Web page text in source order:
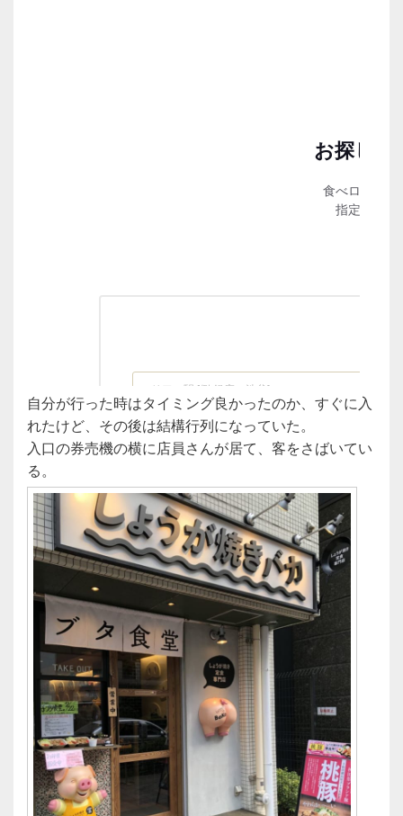
自分が行った時はタイミング良かったのか、すぐに入
れたけど、その後は結構行列になっていた。
入口の券売機の横に店員さんが居て、客をさばいてい
る。